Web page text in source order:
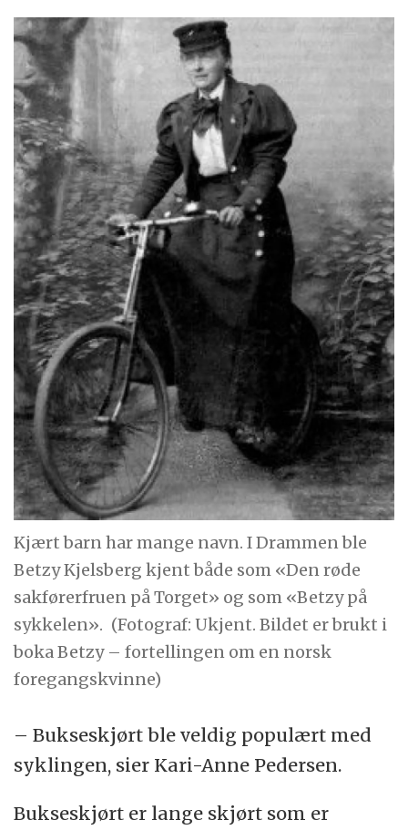
Kjært barn har mange navn. I Drammen ble
Betzy Kjelsberg kjent både som «Den røde
sakførerfruen på Torget» og som «Betzy på
sykkelen». (Fotograf: Ukjent. Bildet er brukt i
boka Betzy – fortellingen om en norsk
foregangskvinne)
– Bukseskjørt ble veldig populært med
syklingen, sier Kari-Anne Pedersen.
Bukseskjørt er lange skjørt som er